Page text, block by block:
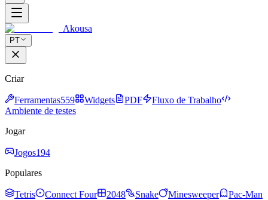
Akousa
PT
Criar
Ferramentas559 Widgets PDF
Fluxo de Trabalho
Ambiente de testes
Jogar
Jogos194
Populares
Tetris Connect Four 2048 Snake Minesweeper
Pac-Man